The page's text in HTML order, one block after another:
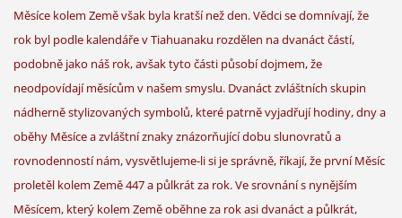
Měsíce kolem Země však byla kratší než den. Vědci se domnívají, že
rok byl podle kalendáře v Tiahuanaku rozdělen na dvanáct částí,
podobně jako náš rok, avšak tyto části působí dojmem, že
neodpovídají měsícům v našem smyslu. Dvanáct zvláštních skupin
nádherně stylizovaných symbolů, které patrně vyjadřují hodiny, dny a
oběhy Měsíce a zvláštní znaky znázorňující dobu slunovratů a
rovnodenností nám, vysvětlujeme-li si je správně, říkají, že první Měsíc
proletěl kolem Země 447 a půlkrát za rok. Ve srovnání s nynějším
Měsícem, který kolem Země oběhne za rok asi dvanáct a půlkrát,